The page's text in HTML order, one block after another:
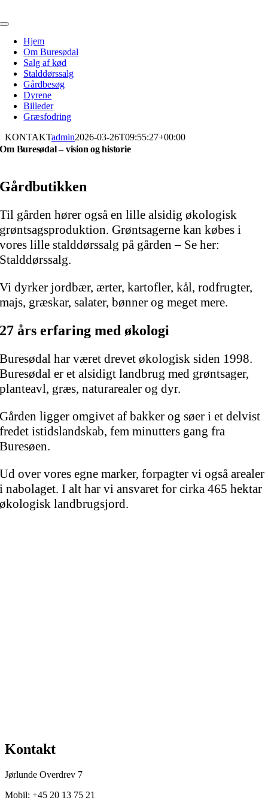
to
Toggle
Navigation
Hjem
Om Buresødal
Salg af kød
Stalddørssalg
Gårdbesøg
Dyrene
Billeder
Græsfodring
KONTAKTadmin2026-03-26T09:55:27+00:00
Om Buresødal – vision og historie
Gårdbutikken
Til gården hører også en lille alsidig økologisk
grøntsagsproduktion. Grøntsagerne kan købes i
vores lille stalddørssalg på gården – Se her:
Stalddørssalg.
Vi dyrker jordbær, ærter, kartofler, kål, rodfrugter,
majs, græskar, salater, bønner og meget mere.
27 års erfaring med økologi
Buresødal har været drevet økologisk siden 1998.
Buresødal er et alsidigt landbrug med grøntsager,
planteavl, græs, naturarealer og dyr.
Gården ligger omgivet af bakker og søer i et delvist
fredet istidslandskab, fem minutters gang fra
Buresøen.
Ud over vores egne marker, forpagter vi også arealer
i nabolaget. I alt har vi ansvaret for cirka 465 hektar
økologisk landbrugsjord.
Kontakt
Jørlunde Overdrev 7
Mobil: +45 20 13 75 21